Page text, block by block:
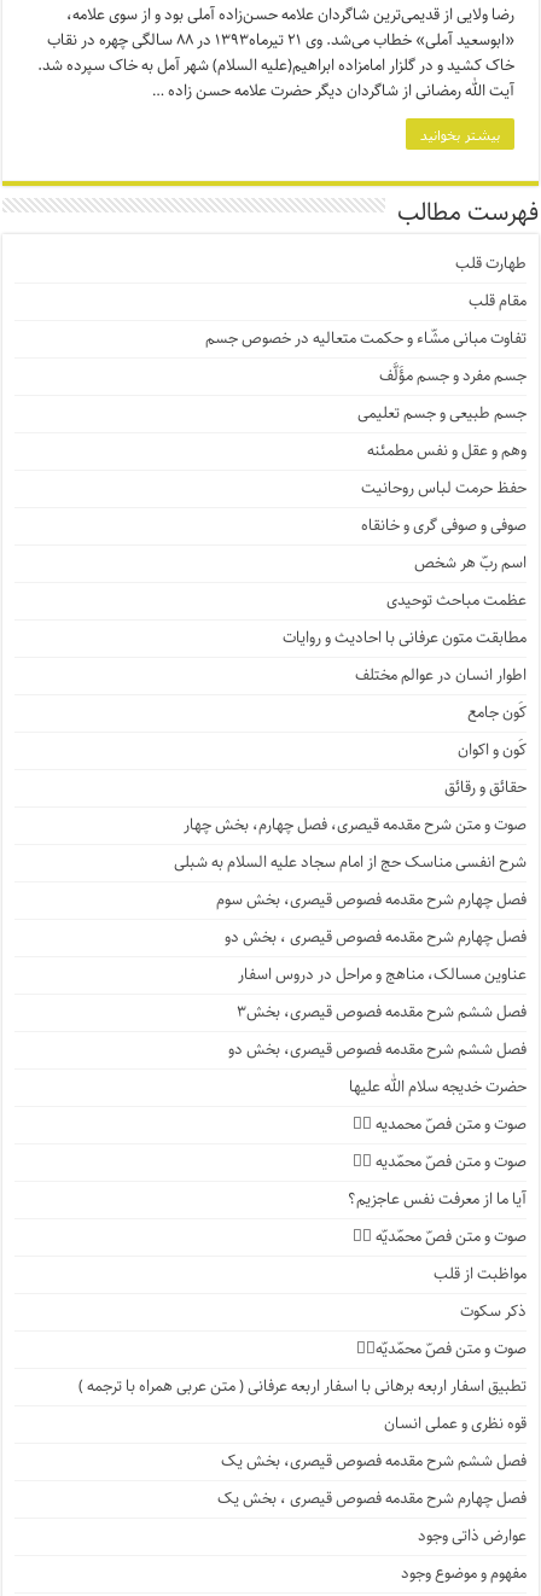
رضا ولایی از قدیمی‌ترین شاگردان علامه حسن‌زاده آملی بود و از سوی علامه،
«ابوسعید آملی» خطاب می‌شد. وی ۲۱ تیرماه۱۳۹۳ در ۸۸ سالگی چهره در نقاب
خاک کشید و در گلزار امامزاده ابراهیم(علیه السلام) شهر آمل به خاک سپرده شد.
آیت الله رمضانی از شاگردان دیگر حضرت علامه حسن زاده …
بیشتر بخوانید
فهرست مطالب
طهارت قلب
مقام قلب
تفاوت مبانی مشّاء و حکمت متعالیه در خصوص جسم
جسم مفرد و جسم مؤَلَّف
جسم طبیعی و جسم تعلیمی
وهم و عقل و نفس مطمئنه
حفظ حرمت لباس روحانیت
صوفی و صوفی گری و خانقاه
اسم ربّ هر شخص
عظمت مباحث توحیدی
مطابقت متون عرفانی با احادیث و روایات
اطوار انسان در عوالم مختلف
کَون جامع
کَون و اکوان
حقائق و رقائق
صوت و متن شرح مقدمه قیصری، فصل چهارم، بخش چهار
شرح انفسی مناسک حج از امام سجاد علیه السلام به شبلی
فصل چهارم شرح مقدمه فصوص قیصری، بخش سوم
فصل چهارم شرح مقدمه فصوص قیصری ، بخش دو
عناوین مسالک، مناهج و مراحل در دروس اسفار
فصل ششم شرح مقدمه فصوص قیصری، بخش۳
فصل ششم شرح مقدمه فصوص قیصری، بخش دو
حضرت خدیجه سلام الله علیها
صوت و متن فصّ محمدیه ۴️⃣
صوت و متن فصّ محمّدیه ۳️⃣
آیا ما از معرفت نفس عاجزیم؟
صوت و متن فصّ محمّدیّه ۲️⃣
مواظبت از قلب
ذکر سکوت
صوت و متن فصّ محمّدیّه۱️⃣
تطبیق اسفار اربعه برهانی با اسفار اربعه عرفانی ( متن عربی همراه با ترجمه )
قوه نظری و عملی انسان
فصل ششم شرح مقدمه فصوص قیصری، بخش یک
فصل چهارم شرح مقدمه فصوص قیصری ، بخش یک
عوارض ذاتی وجود
مفهوم و موضوع وجود